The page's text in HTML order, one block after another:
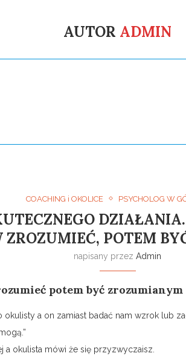
AUTOR ADMIN
COACHING i OKOLICE PSYCHOLOG W
ZROZUMIEĆ, POTEM
napisany przezAdmin
potem być zrozumianym
a on zamiast badać nam wzrok lub
a okulista mówi że się przyzwyczaisz.